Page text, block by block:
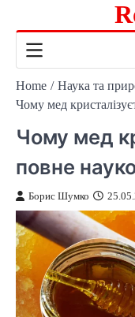
content
Home
Наука та
Чому мед
Чому мед
повне
Борис Шумко